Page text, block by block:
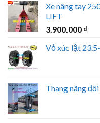
Xe nâng tay
LIFT
3.900.000 ₫
Vỏ xúc lật
Thang nâng